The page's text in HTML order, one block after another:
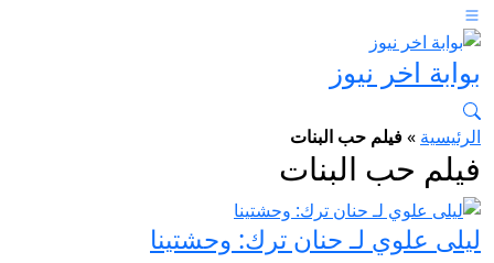
بوابة اخر نيوز
الرئيسية »فيلم حب البنات
فيلم حب البنات
ليلى علوي لـ حنان ترك: وحشتينا